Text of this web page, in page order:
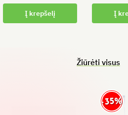
Į krepšelį Į
Žiūrėti visus
-35%